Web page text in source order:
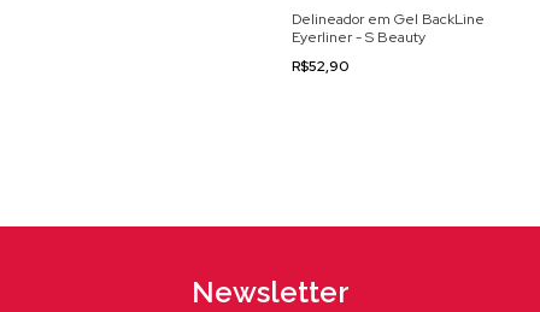
Delineador em Gel BackLine
Eyerliner - S Beauty
R$52,90
Newsletter